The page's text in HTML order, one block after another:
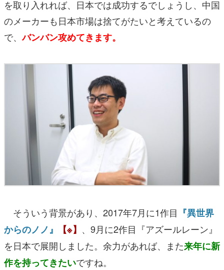
を取り入れれば、日本では成功するでしょうし、中国
のメーカーも日本市場は捨てがたいと考えているの
で、バンバン攻めてきます。
そういう背景があり、2017年7月に1作目 『異世界
からのノノ』
【※】 、9月に2作目『アズールレーン』
を日本で展開しました。余力があれば、また来年に新
作を持ってきたいですね。